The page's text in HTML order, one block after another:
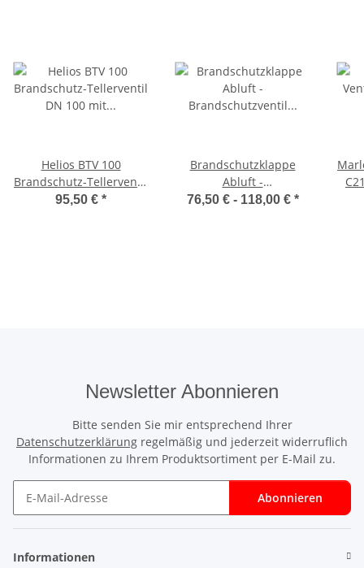
Helios BTV 100
Brandschutz-Tellerventil
DN 100 mit Einbauring
95,50 € *
Brandschutzklappe
Abluft -
Brandschutzventil
76,50 € - 118,00 € *
Newsletter Abonnieren
Bitte senden Sie mir entsprechend Ihrer
Datenschutzerklärung regelmäßig und jederzeit widerruflich
Informationen zu Ihrem Produktsortiment per E-Mail zu.
Abonnieren
Informationen